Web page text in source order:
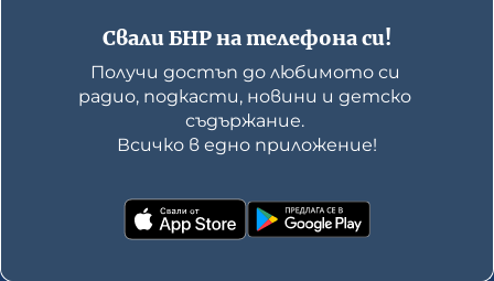
Свали БНР на телефона си!
Получи достъп до любимото си
радио, подкасти, новини и детско
съдържание.
Всичко в едно приложение!